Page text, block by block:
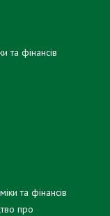
та фінансів
та фінансів
про